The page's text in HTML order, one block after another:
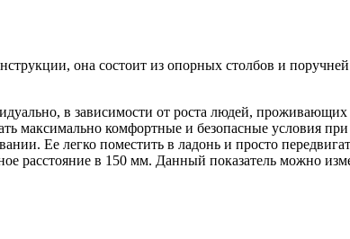
она состоит из опорных столбов и
в зависимости от роста людей,
максимально комфортные и безопасные условия
Ее легко поместить в ладонь и просто
расстояние в 150 мм. Данный показатель можно